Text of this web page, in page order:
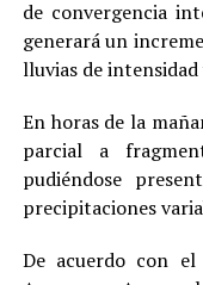
de convergencia
generará un
lluvias de
En horas de la
parcial a
pudiéndose
precipitaciones
De acuerdo con